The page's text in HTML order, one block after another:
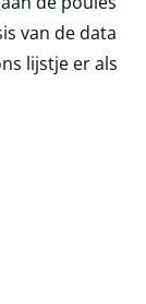
van de data
lijstje er als